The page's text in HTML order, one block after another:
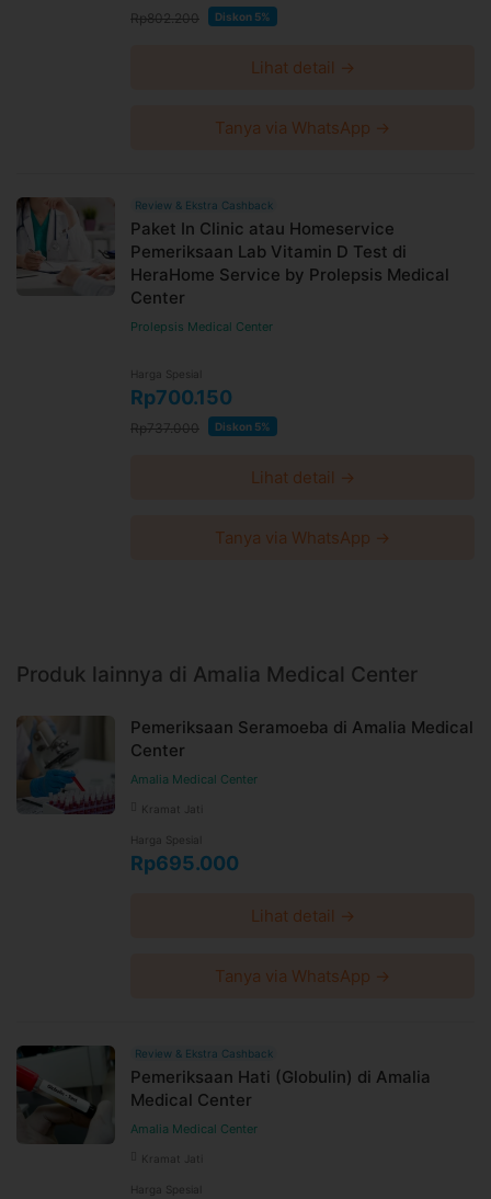
Rp802.200 Diskon 5%
Lihat detail →
Tanya via WhatsApp →
Review & Ekstra Cashback
Paket In Clinic atau Homeservice
Pemeriksaan Lab Vitamin D Test di
HeraHome Service by Prolepsis Medical
Center
Prolepsis Medical Center
Harga Spesial
Rp700.150
Rp737.000 Diskon 5%
Lihat detail →
Tanya via WhatsApp →
Produk lainnya di Amalia Medical Center
Pemeriksaan Seramoeba di Amalia Medical
Center
Amalia Medical Center
Kramat Jati
Harga Spesial
Rp695.000
Lihat detail →
Tanya via WhatsApp →
Review & Ekstra Cashback
Pemeriksaan Hati (Globulin) di Amalia
Medical Center
Amalia Medical Center
Kramat Jati
Harga Spesial